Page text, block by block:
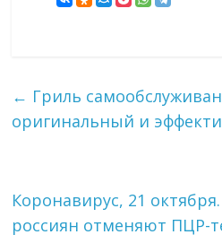
← Гриль
оригинальный и
Коронавирус, 21
россиян отменяют ПЦР-